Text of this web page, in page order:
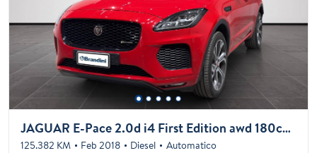
JAGUAR E-Pace 2.0d i4 First Edition awd 180cv auto
125.382 KM Feb 2018 Diesel Automatico